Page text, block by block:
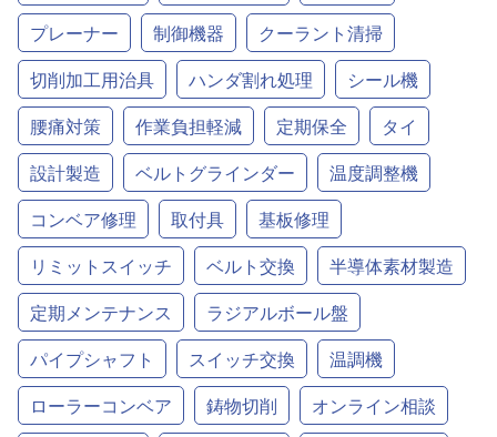
プレーナー
制御機器
クーラント清掃
切削加工用治具
ハンダ割れ処理
シール機
腰痛対策
作業負担軽減 定期保全
タイ
設計製造
ベルトグラインダー
温度調整機
コンベア修理
取付具
基板修理
リミットスイッチ
ベルト交換
半導体素材製造
定期メンテナンス
ラジアルボール盤
パイプシャフト
スイッチ交換
温調機
ローラーコンベア
鋳物切削
オンライン相談